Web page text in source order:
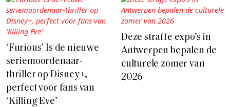
‘Furious’ Is de nieuwe
seriemoordenaar-
thriller op Disney+,
perfect voor fans van
‘Killing Eve’
Deze straffe expo’s in
Antwerpen bepalen de
culturele zomer van
2026